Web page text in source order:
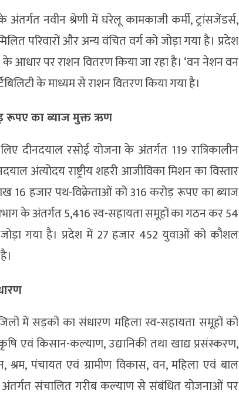
नवीन श्रेणी में घरेलू कामकाजी कर्मी, ट्रांसजेंडर्स,
परिवारों और अन्य वंचित वर्ग को जोड़ा गया है। प्रदेश
आधार पर राशन वितरण किया जा रहा है। ‘वन नेशन वन
के माध्यम से राशन वितरण किया गया है।
रूपए का ब्याज मुक्त ऋण
दीनदयाल रसोई योजना के अंतर्गत 119 रात्रिकालीन
अंत्योदय राष्ट्रीय शहरी आजीविका मिशन का विस्तार
16 हजार पथ-‍विक्रेताओं को 316 करोड़ रूपए का ब्याज
के अंतर्गत 5,416 स्व-सहायता समूहों का गठन कर 54
गया है। प्रदेश में 27 हजार 452 युवाओं को कौशल
में सड़कों का संधारण महिला स्व-सहायता समूहों को
एवं किसान-कल्याण, उद्यानिकी तथा खाद्य प्रसंस्करण,
पंचायत एवं ग्रामीण विकास, वन, महिला एवं बाल
अंतर्गत संचालित गरीब कल्याण से संबंधित योजनाओं पर